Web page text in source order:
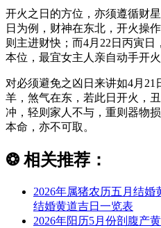
开火之日的方位，亦须遵循财
日为例，财神在东北，开火操
则主进财快；而4月22日丙寅
本位，最宜女主人亲自动手开
对必须避免之凶日来讲如4月21
羊，煞气在东，若此日开火，
冲，轻则家人不与，重则器物
本命，亦不可取。
❂ 相关推荐：
2026年属猪农历五月结婚
结婚黄道吉日一览表
2026年阳历5月份剖腹产